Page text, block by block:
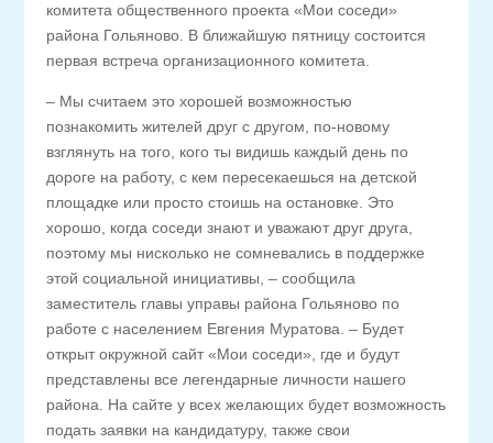
комитета общественного проекта «Мои соседи»
района Гольяново. В ближайшую пятницу состоится
первая встреча организационного комитета.
– Мы считаем это хорошей возможностью
познакомить жителей друг с другом, по-новому
взглянуть на того, кого ты видишь каждый день по
дороге на работу, с кем пересекаешься на детской
площадке или просто стоишь на остановке. Это
хорошо, когда соседи знают и уважают друг друга,
поэтому мы нисколько не сомневались в поддержке
этой социальной инициативы, – сообщила
заместитель главы управы района Гольяново по
работе с населением Евгения Муратова. – Будет
открыт окружной сайт «Мои соседи», где и будут
представлены все легендарные личности нашего
района. На сайте у всех желающих будет возможность
подать заявки на кандидатуру, также свои